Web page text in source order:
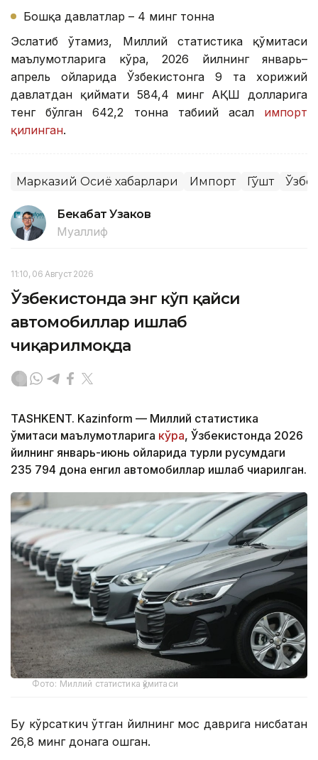
Бошқа давлатлар – 4 минг тонна
Эслатиб ўтамиз, Миллий статистика қўмитаси
маълумотларига кўра, 2026 йилнинг январь–
апрель ойларида Ўзбекистонга 9 та хорижий
давлатдан қиймати 584,4 минг АҚШ долларига
тенг бўлган 642,2 тонна табиий асал импорт
қилинган.
Марказий Осиё хабарлари Импорт Гўшт
Бекабат Узаков
Муаллиф
11:10, 06 Август 2026
Ўзбекистонда энг кўп қайси
автомобиллар ишлаб
чиқарилмоқда
TASHKENT. Kazinform — Миллий статистика
қўмитаси маълумотларига кўра, Ўзбекистонда 2026
йилнинг январь-июнь ойларида турли русумдаги
235 794 дона енгил автомобиллар ишлаб чиқарилган.
Фото: Миллий статистика қўмитаси
Бу кўрсаткич ўтган йилнинг мос даврига нисбатан
26,8 минг донага ошган.